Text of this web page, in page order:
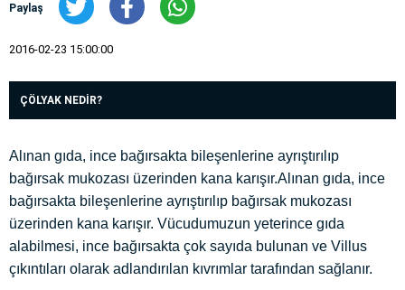
Paylaş
2016-02-23 15:00:00
ÇÖLYAK NEDİR?
Alınan gıda, ince bağırsakta bileşenlerine ayrıştırılıp
bağırsak mukozası üzerinden kana karışır.Alınan gıda, ince
bağırsakta bileşenlerine ayrıştırılıp bağırsak mukozası
üzerinden kana karışır. Vücudumuzun yeterince gıda
alabilmesi, ince bağırsakta çok sayıda bulunan ve Villus
çıkıntıları olarak adlandırılan kıvrımlar tarafından sağlanır.